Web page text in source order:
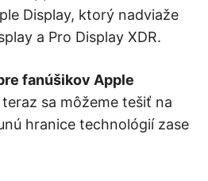
Display, ktorý nadviaže
a Pro Display XDR.
fanúšikov Apple
teraz sa môžeme tešiť na
hranice technológií zase